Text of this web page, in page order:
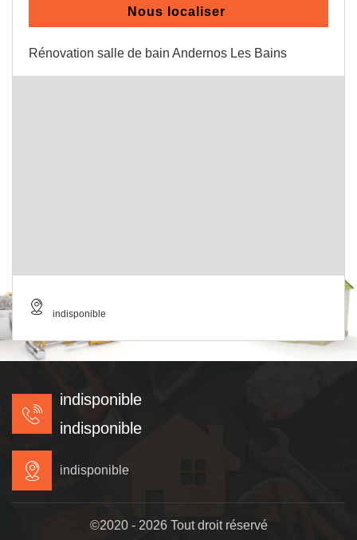
Nous localiser
Rénovation salle de bain Andernos Les Bains
indisponible
indisponible
indisponible
indisponible
©2020 - 2026 Tout droit réservé